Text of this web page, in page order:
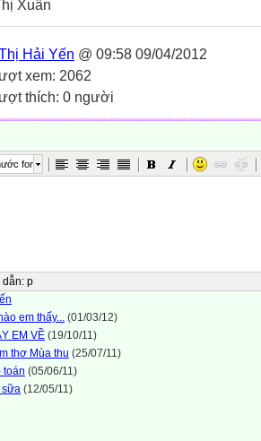
Xuân
Hải Yến @ 09:58 09/04/2012
xem: 2062
thích: 0 người
font
: p
em thấy...
(01/03/12)
EM VỀ (19/10/11)
thơ Mùa thu (25/07/11)
toán (05/06/11)
sữa (12/05/11)